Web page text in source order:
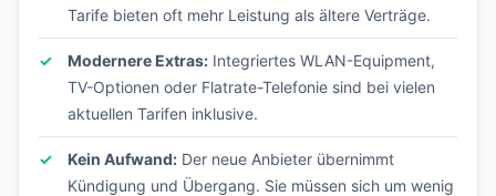
Tarife bieten oft mehr Leistung als ältere Verträge.
Modernere Extras: Integriertes WLAN-Equipment,
TV-Optionen oder Flatrate-Telefonie sind bei vielen
aktuellen Tarifen inklusive.
Kein Aufwand: Der neue Anbieter übernimmt
Kündigung und Übergang. Sie müssen sich um wenig